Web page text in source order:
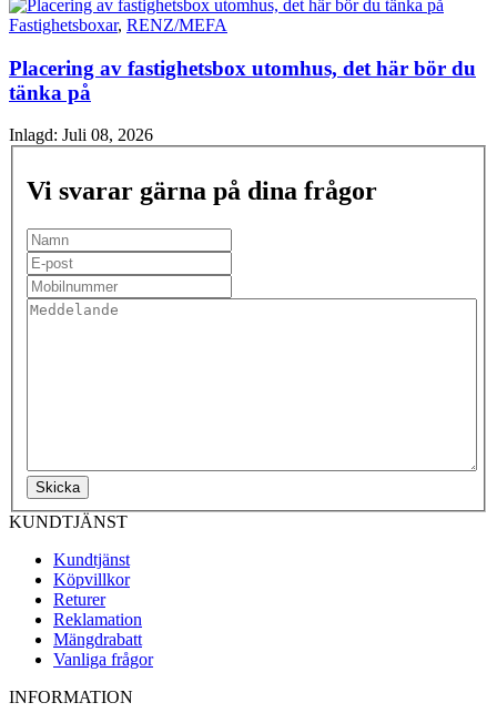
Fastighetsboxar, RENZ/MEFA
Placering av fastighetsbox utomhus, det här bör du
tänka på
Inlagd: Juli 08, 2026
Vi svarar gärna på dina frågor
Skicka
KUNDTJÄNST
Kundtjänst
Köpvillkor
Returer
Reklamation
Mängdrabatt
Vanliga frågor
INFORMATION